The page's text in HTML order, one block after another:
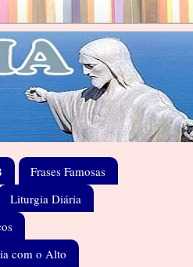
Frases Famosas
Liturgia Diária
com o Alto